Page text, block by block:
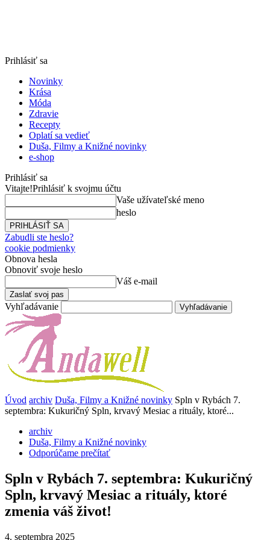
Prihlásiť sa
Novinky
Krása
Móda
Zdravie
Recepty
Oplatí sa vedieť
Duša, Filmy a Knižné novinky
e-shop
Prihlásiť sa
Vitajte!Prihlásiť k svojmu účtu
Vaše užívateľské meno
heslo
Zabudli ste heslo?
cookie podmienky
Obnova hesla
Obnoviť svoje heslo
Váš e-mail
Vyhľadávanie
Úvod archiv Duša, Filmy a Knižné novinky Spln v Rybách 7.
septembra: Kukuričný Spln, krvavý Mesiac a rituály, ktoré...
archiv
Duša, Filmy a Knižné novinky
Odporúčame prečítať
Spln v Rybách 7. septembra: Kukuričný
Spln, krvavý Mesiac a rituály, ktoré
zmenia váš život!
4. septembra 2025